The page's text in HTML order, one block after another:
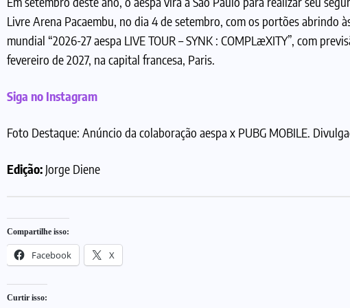
Livre Arena Pacaembu, no dia 4 de setembro, com os portões
mundial “2026-27 aespa LIVE TOUR – SYNK : COMPLæXITY”, com
fevereiro de 2027, na capital francesa, Paris.
Siga no Instagram
Foto Destaque: Anúncio da colaboração aespa x PUBG MOBILE.
Edição: Jorge Diene
Compartilhe isso:
Facebook X
Curtir isso: